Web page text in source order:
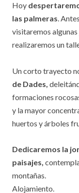
Hoy
las palmeras.
visitaremos
realizaremos un
Un corto trayecto
de Dades,
formaciones
y la mayor
huertos y árboles
Dedicaremos la
paisajes,
montañas.
Alojamiento.